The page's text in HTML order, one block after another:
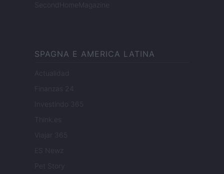
SecondHomeMagazine
SPAGNA E AMERICA LATINA
Actualidad
Finanzas 24
Investindo 365
Think.es
Viajar 365
ES Newz
Pet Story